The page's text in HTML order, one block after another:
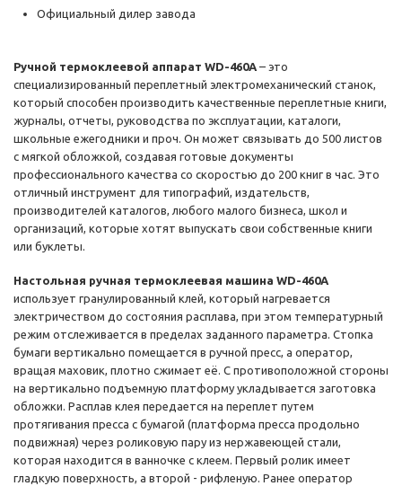
Официальный дилер завода
Ручной термоклеевой аппарат WD-460A – это
специализированный переплетный электромеханический станок,
который способен производить качественные переплетные книги,
журналы, отчеты, руководства по эксплуатации, каталоги,
школьные ежегодники и проч. Он может связывать до 500 листов
с мягкой обложкой, создавая готовые документы
профессионального качества со скоростью до 200 книг в час. Это
отличный инструмент для типографий, издательств,
производителей каталогов, любого малого бизнеса, школ и
организаций, которые хотят выпускать свои собственные книги
или буклеты.
Настольная ручная термоклеевая машина WD-460A
использует гранулированный клей, который нагревается
электричеством до состояния расплава, при этом температурный
режим отслеживается в пределах заданного параметра. Стопка
бумаги вертикально помещается в ручной пресс, а оператор,
вращая маховик, плотно сжимает её. С противоположной стороны
на вертикально подъемную платформу укладывается заготовка
обложки. Расплав клея передается на переплет путем
протягивания пресса с бумагой (платформа пресса продольно
подвижная) через роликовую пару из нержавеющей стали,
которая находится в ванночке с клеем. Первый ролик имеет
гладкую поверхность, а второй - рифленую. Ранее оператор